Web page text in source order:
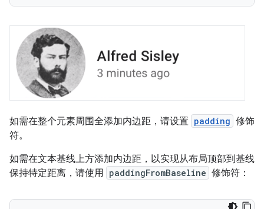
如需在整个元素周围全添加内边距，请设置 padding 修饰
符。
如需在文本基线上方添加内边距，以实现从布局顶部到基线
保持特定距离，请使用 paddingFromBaseline 修饰符：